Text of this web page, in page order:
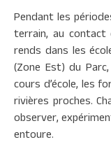
Pendant les
terrain, au contact
rends dans les
(Zone Est) du
cours d’école, les
rivières proches.
observer,
entoure.